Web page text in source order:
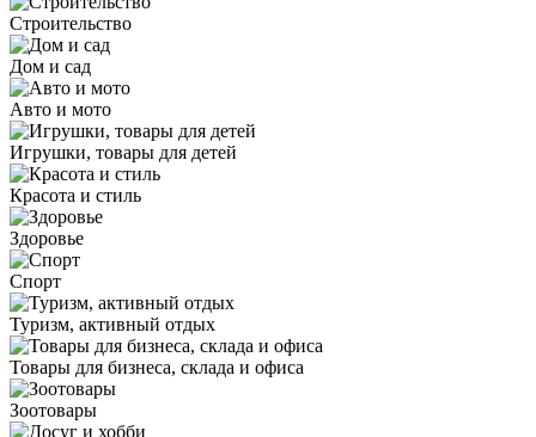
Строительство
Дом и сад
Авто и мото
Игрушки, товары для детей
Красота и стиль
Здоровье
Спорт
Туризм, активный отдых
Товары для бизнеса, склада и офиса
Зоотовары